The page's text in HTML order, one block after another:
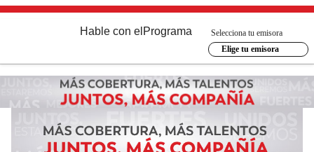
Hable con el Programa
Selecciona tu emisora
Elige tu emisora